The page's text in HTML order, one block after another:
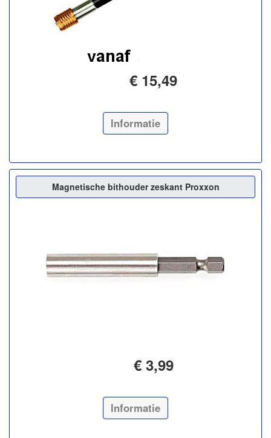
€ 15,49
Informatie
Magnetische bithouder zeskant Proxxon
€ 3,99
Informatie